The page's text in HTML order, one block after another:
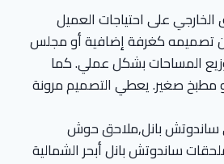
على احتياجات العميل
تصميمه كغرفة إضافية أو مجلس
المساحات بشكل عملي. كما
صغير. يعطي التصميم مرونة
بانل,ملاحق حوش
ساندوتش بانل أبحر الشمالية